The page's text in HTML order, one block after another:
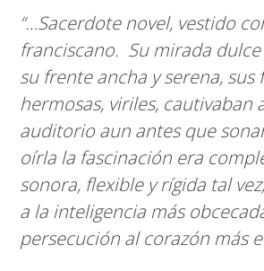
“…Sacerdote novel, vestido
franciscano. Su mirada
su frente ancha y serena, sus
hermosas, viriles, cautivaban
auditorio aun antes que
oírla la fascinación era
sonora, flexible y rígida tal
a la inteligencia más
persecución al corazón más